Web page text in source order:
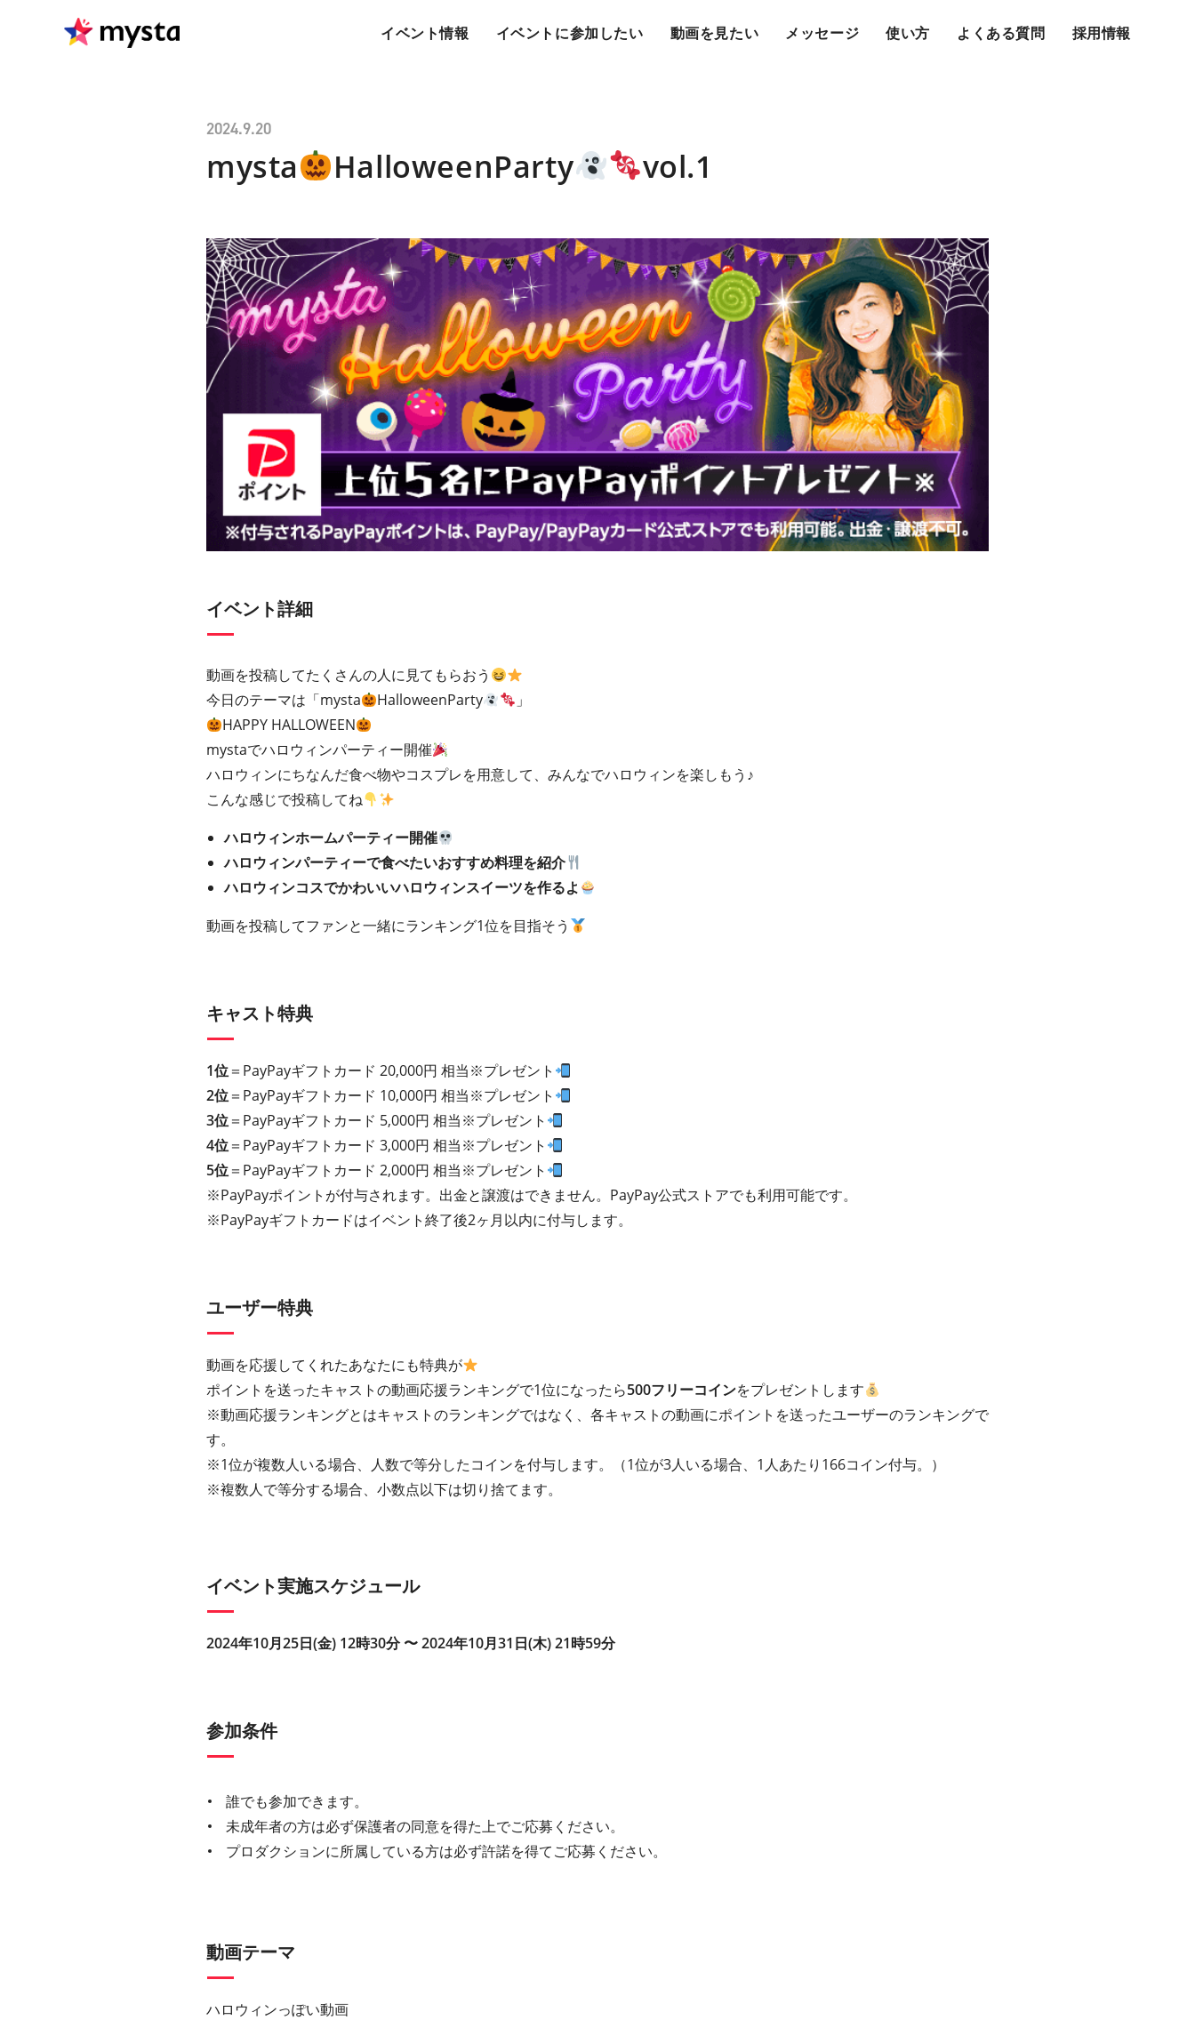
イベント情報 イベントに参加したい 動画を見たい メッセージ 使い方 よくある質問 採用情報
2024.9.20
mysta HalloweenParty vol.1
イベント詳細
動画を投稿してたくさんの人に見てもらおう
今日のテーマは「mysta
HalloweenParty
」
HAPPY HALLOWEEN
mystaでハロウィンパーティー開催
ハロウィンにちなんだ食べ物やコスプレを用意して、みんなでハロウィンを楽しもう♪
こんな感じで投稿してね
ハロウィンホームパーティー開催
ハロウィンパーティーで食べたいおすすめ料理を紹介
ハロウィンコスでかわいいハロウィンスイーツを作るよ
動画を投稿してファンと一緒にランキング1位を目指そう
キャスト特典
1位＝PayPayギフトカード 20,000円 相当※プレゼント
2位＝PayPayギフトカード 10,000円 相当※プレゼント
3位＝PayPayギフトカード 5,000円 相当※プレゼント
4位＝PayPayギフトカード 3,000円 相当※プレゼント
5位＝PayPayギフトカード 2,000円 相当※プレゼント
※PayPayポイントが付与されます。出金と譲渡はできません。PayPay公式ストアでも利用可能です。
※PayPayギフトカードはイベント終了後2ヶ月以内に付与します。
ユーザー特典
動画を応援してくれたあなたにも特典が
ポイントを送ったキャストの動画応援ランキングで1位になったら500フリーコインをプレゼントします
※動画応援ランキングとはキャストのランキングではなく、各キャストの動画にポイントを送ったユーザーのランキングで
す。
※1位が複数人いる場合、人数で等分したコインを付与します。（1位が3人いる場合、1人あたり166コイン付与。）
※複数人で等分する場合、小数点以下は切り捨てます。
イベント実施スケジュール
2024年10月25日(金) 12時30分 〜 2024年10月31日(木) 21時59分
参加条件
誰でも参加できます。
未成年者の方は必ず保護者の同意を得た上でご応募ください。
プロダクションに所属している方は必ず許諾を得てご応募ください。
動画テーマ
ハロウィンっぽい動画